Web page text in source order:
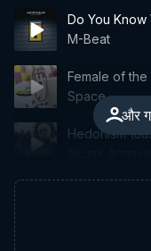
Do You
M-Beat
और
Female of
Space
Hedonism